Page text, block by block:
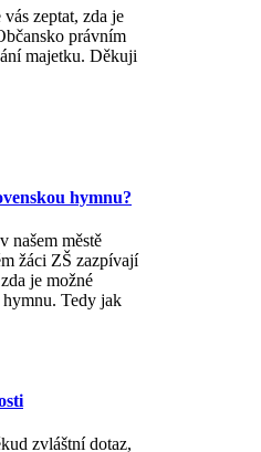
zeptat, zda je
právním
majetku. Děkuji
hymnu?
našem městě
žáci ZŠ zazpívají
je možné
hymnu. Tedy jak
zvláštní dotaz,